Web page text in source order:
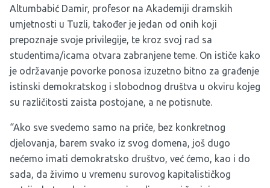
Altumbabić Damir, profesor na Akademiji dramskih
umjetnosti u Tuzli, također je jedan od onih koji
prepoznaje svoje privilegije, te kroz svoj rad sa
studentima/icama otvara zabranjene teme. On ističe kako
je održavanje povorke ponosa izuzetno bitno za građenje
istinski demokratskog i slobodnog društva u okviru kojeg
su različitosti zaista postojane, a ne potisnute.
“Ako sve svedemo samo na priče, bez konkretnog
djelovanja, barem svako iz svog domena, još dugo
nećemo imati demokratsko društvo, već ćemo, kao i do
sada, da živimo u vremenu surovog kapitalističkog